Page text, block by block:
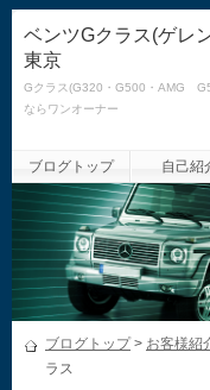
ベンツGクラス(ゲレ
東京
Gクラス(G320・G500・AMG
ならワンオーナー
ブログトップ 自己紹
ブログトップ> お客様紹
ラス